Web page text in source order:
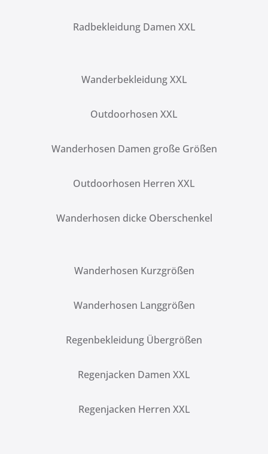
Radbekleidung Damen XXL
Wanderbekleidung XXL
Outdoorhosen XXL
Wanderhosen Damen große Größen
Outdoorhosen Herren XXL
Wanderhosen dicke Oberschenkel
Wanderhosen Kurzgrößen
Wanderhosen Langgrößen
Regenbekleidung Übergrößen
Regenjacken Damen XXL
Regenjacken Herren XXL